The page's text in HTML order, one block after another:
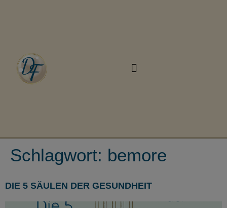
Schlagwort: bemore
DIE 5 SÄULEN DER GESUNDHEIT